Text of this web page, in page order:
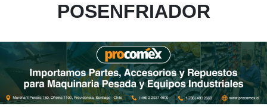
POSENFRIADOR